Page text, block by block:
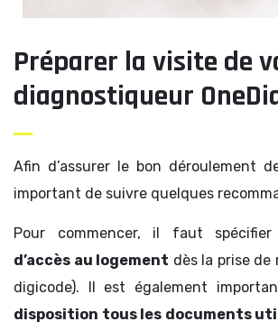
Préparer la visite de
diagnostiqueur
Afin d’assurer le bon déroulement
important de suivre quelques
Pour commencer, il faut
d’accès au logement dès la prise de
digicode). Il est également
disposition tous les documents